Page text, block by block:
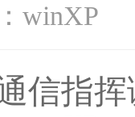
winXP
信指